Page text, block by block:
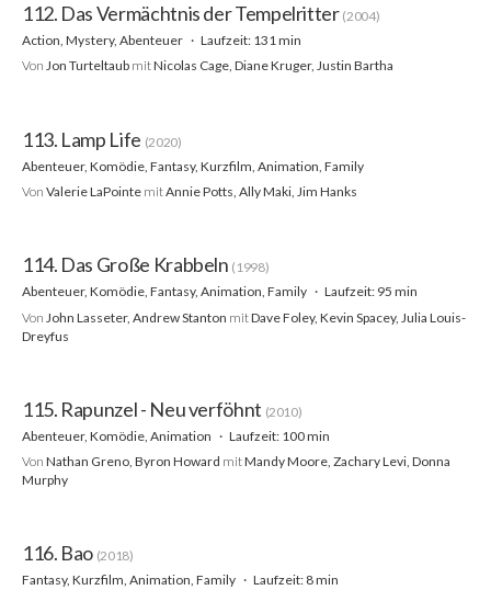
112. Das Vermächtnis der Tempelritter (2004)
Action, Mystery, Abenteuer
Laufzeit: 131 min
Von Jon Turteltaub mitNicolas Cage, Diane Kruger, Justin Bartha
113. Lamp Life (2020)
Abenteuer, Komödie, Fantasy, Kurzfilm, Animation, Family
Von Valerie LaPointe mitAnnie Potts, Ally Maki, Jim Hanks
114. Das Große Krabbeln (1998)
Abenteuer, Komödie, Fantasy, Animation, Family
Laufzeit: 95 min
Von John Lasseter, Andrew Stanton mitDave Foley, Kevin Spacey, Julia Louis-
Dreyfus
115. Rapunzel - Neu verföhnt (2010)
Abenteuer, Komödie, Animation
Laufzeit: 100 min
Von Nathan Greno, Byron Howard mitMandy Moore, Zachary Levi, Donna
Murphy
116. Bao (2018)
Fantasy, Kurzfilm, Animation, Family
Laufzeit: 8 min